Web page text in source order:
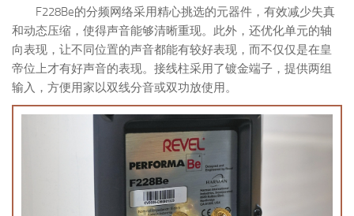
F228Be的分频网络采用精心挑选的元器件，有效减少失真
和动态压缩，使得声音能够清晰重现。此外，还优化单元的轴
向表现，让不同位置的声音都能有较好表现，而不仅仅是在皇
帝位上才有好声音的表现。接线柱采用了镀金端子，提供两组
输入，方便用家以双线分音或双功放使用。